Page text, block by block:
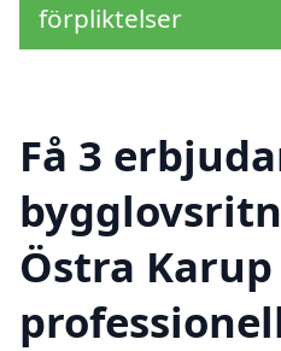
förpliktelser
Få 3
Östra